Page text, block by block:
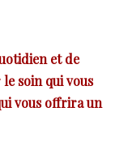
et de
soin qui vous
vous offrira un